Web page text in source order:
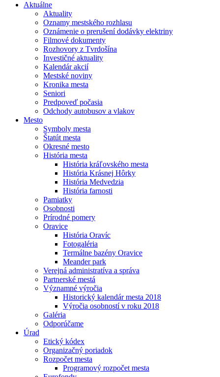
Aktuálne
Aktuality
Oznamy mestského rozhlasu
Oznámenie o prerušení dodávky elektriny
Filmové dokumenty
Rozhovory z Tvrdošína
Investičné aktuality
Kalendár akcií
Mestské noviny
Kronika mesta
Seniori
Predpoveď počasia
Odchody autobusov a vlakov
Mesto
Symboly mesta
Štatút mesta
Okresné mesto
História mesta
História kráľovského mesta
História Krásnej Hôrky
História Medvedzia
História farnosti
Pamiatky
Osobnosti
Prírodné pomery
Oravice
História Oravíc
Fotogaléria
Termálne bazény Oravice
Meander park
Verejná administratíva a správa
Partnerské mestá
Významné výročia
Historický kalendár mesta 2018
Výročia osobností v roku 2018
Galéria
Odporúčame
Úrad
Etický kódex
Organizačný poriadok
Rozpočet mesta
Programový rozpočet mesta